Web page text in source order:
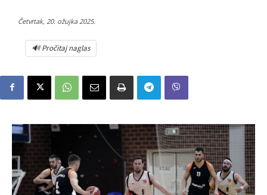
Četvrtak, 20. ožujka 2025.
🔊 Pročitaj naglas